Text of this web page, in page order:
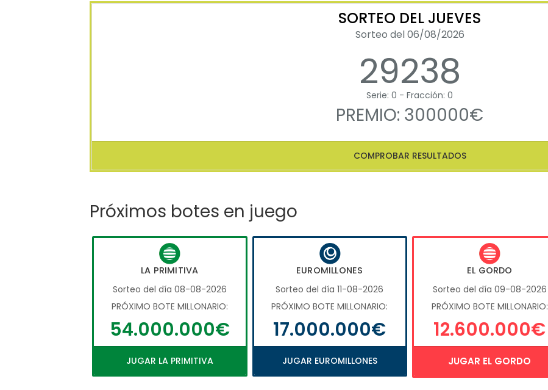
SORTEO DEL JUEVES
Sorteo del 06/08/2026
29238
Serie: 0 - Fracción: 0
PREMIO: 300000€
COMPROBAR RESULTADOS
Próximos botes en juego
LA PRIMITIVA
Sorteo del día 08-08-2026
PRÓXIMO BOTE MILLONARIO:
54.000.000€
JUGAR LA PRIMITIVA
EUROMILLONES
Sorteo del día 11-08-2026
PRÓXIMO BOTE MILLONARIO:
17.000.000€
JUGAR EUROMILLONES
EL GORDO
Sorteo del día 09-08-2026
PRÓXIMO BOTE MILLONARIO:
12.600.000€
JUGAR EL GORDO